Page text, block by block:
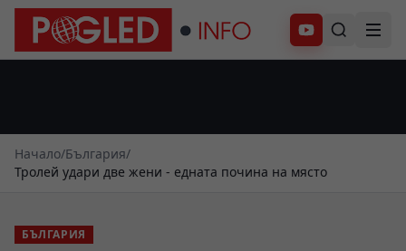
Абонирай се
Начало/България/
Тролей удари две жени - едната почина на място
БЪЛГАРИЯ